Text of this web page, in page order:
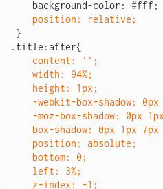
position: relative;
}
.title:after{
content: '';
    width: 94%;